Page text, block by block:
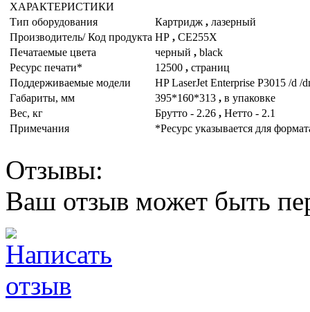
ХАРАКТЕРИСТИКИ
Тип оборудования
Картридж , лазерный
Производитель/ Код продукта HP , CE255X
Печатаемые цвета
черный , black
Ресурс печати*
12500 , страниц
Поддерживаемые модели
HP LaserJet Enterprise P3015 /d /
Габариты, мм
395*160*313 , в упаковке
Вес, кг
Брутто - 2.26 , Нетто - 2.1
Примечания
*Ресурс указывается для
Отзывы:
Ваш отзыв может быть